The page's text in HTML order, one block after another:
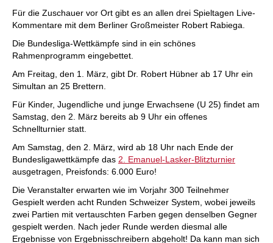
Für die Zuschauer vor Ort gibt es an allen drei Spieltagen Live-
Kommentare mit dem Berliner Großmeister Robert Rabiega.
Die Bundesliga-Wettkämpfe sind in ein schönes
Rahmenprogramm eingebettet.
Am Freitag, den 1. März, gibt Dr. Robert Hübner ab 17 Uhr ein
Simultan an 25 Brettern.
Für Kinder, Jugendliche und junge Erwachsene (U 25) findet am
Samstag, den 2. März bereits ab 9 Uhr ein offenes
Schnellturnier statt.
Am Samstag, den 2. März, wird ab 18 Uhr nach Ende der
Bundesligawettkämpfe das 2. Emanuel-Lasker-Blitzturnier
ausgetragen, Preisfonds: 6.000 Euro!
Die Veranstalter erwarten wie im Vorjahr 300 Teilnehmer
Gespielt werden acht Runden Schweizer System, wobei jeweils
zwei Partien mit vertauschten Farben gegen denselben Gegner
gespielt werden. Nach jeder Runde werden diesmal alle
Ergebnisse von Ergebnisschreibern abgeholt! Da kann man sich